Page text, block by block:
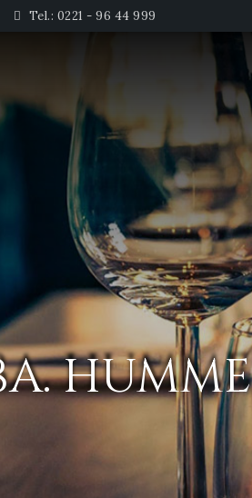
Tel.: 0221 - 96 44 999